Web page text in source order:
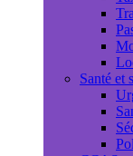
Santé et